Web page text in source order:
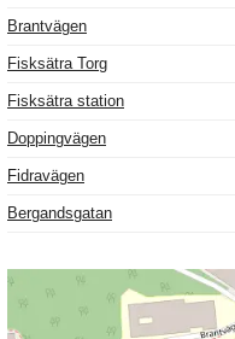
Brantvägen
Fisksätra Torg
Fisksätra station
Doppingvägen
Fidravägen
Bergandsgatan